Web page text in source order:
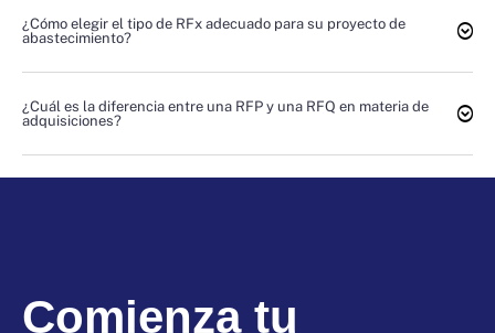
¿Cómo elegir el tipo de RFx adecuado para su proyecto de
abastecimiento?
¿Cuál es la diferencia entre una RFP y una RFQ en materia de
adquisiciones?
Comienza tu